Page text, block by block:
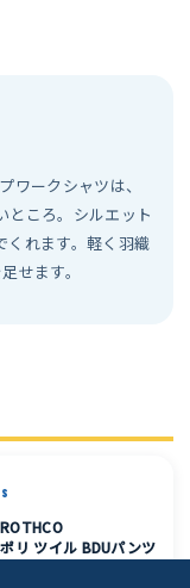
ワークシャツは、
ところ。シルエット
くれます。軽く羽織
せます。
リ ツイル BDUパンツ